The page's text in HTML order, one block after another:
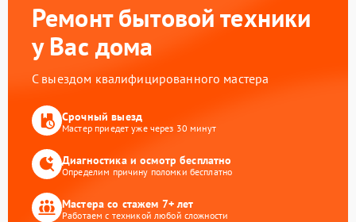
Ремонт бытовой техники
у Вас дома
С выездом квалифицированного мастера
Срочный выезд
Мастер приедет уже через 30 минут
Диагностика и осмотр бесплатно
Определим причину поломки бесплатно
Мастера со стажем 7+ лет
Работаем с техникой любой сложности